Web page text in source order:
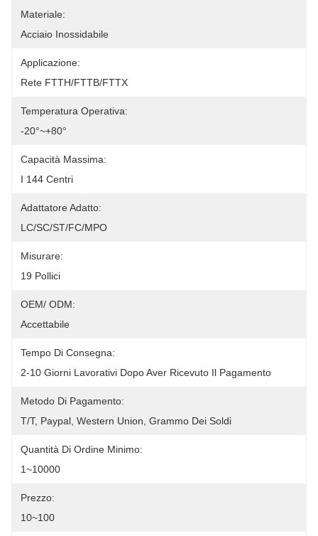
Materiale:
Acciaio Inossidabile
Applicazione:
Rete FTTH/FTTB/FTTX
Temperatura Operativa:
-20°~+80°
Capacità Massima:
I 144 Centri
Adattatore Adatto:
LC/SC/ST/FC/MPO
Misurare:
19 Pollici
OEM/ ODM:
Accettabile
Tempo Di Consegna:
2-10 Giorni Lavorativi Dopo Aver Ricevuto Il Pagamento
Metodo Di Pagamento:
T/T, Paypal, Western Union, Grammo Dei Soldi
Quantità Di Ordine Minimo:
1~10000
Prezzo:
10~100